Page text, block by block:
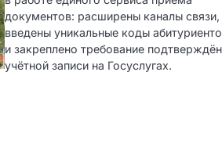
документов: расширены каналы связи,
введены уникальные коды
и закреплено требование
учётной записи на Госуслугах.